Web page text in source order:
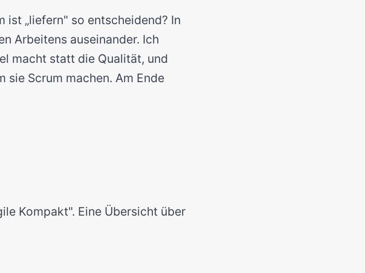
ist „liefern" so entscheidend? In
Arbeitens auseinander. Ich
macht statt die Qualität, und
Scrum machen. Am Ende
Kompakt". Eine Übersicht über